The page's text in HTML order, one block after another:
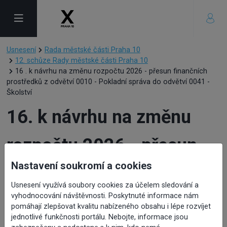
Usnesení
Rada městské části Praha 10
12. schůze Rady městské části Praha 10
16 . k návrhu na změnu rozpočtu 2026 - přesun finančních
prostředků z odvětví 0010 - Pokladní správa do odvětví 0041 -
Školství
16. k návrhu na změnu
rozpočtu 2026 - přesun
finančních prostředků z
odvětví 0010 - Pokladní
Nastavení soukromí a cookies
Usnesení využívá soubory cookies za účelem sledování a
vyhodnocování návštěvnosti. Poskytnuté informace nám
pomáhají zlepšovat kvalitu nabízeného obsahu i lépe rozvíjet
jednotlivé funkčnosti portálu. Nebojte, informace jsou